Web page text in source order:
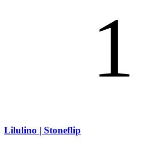
1
Lilulino | Stoneflip